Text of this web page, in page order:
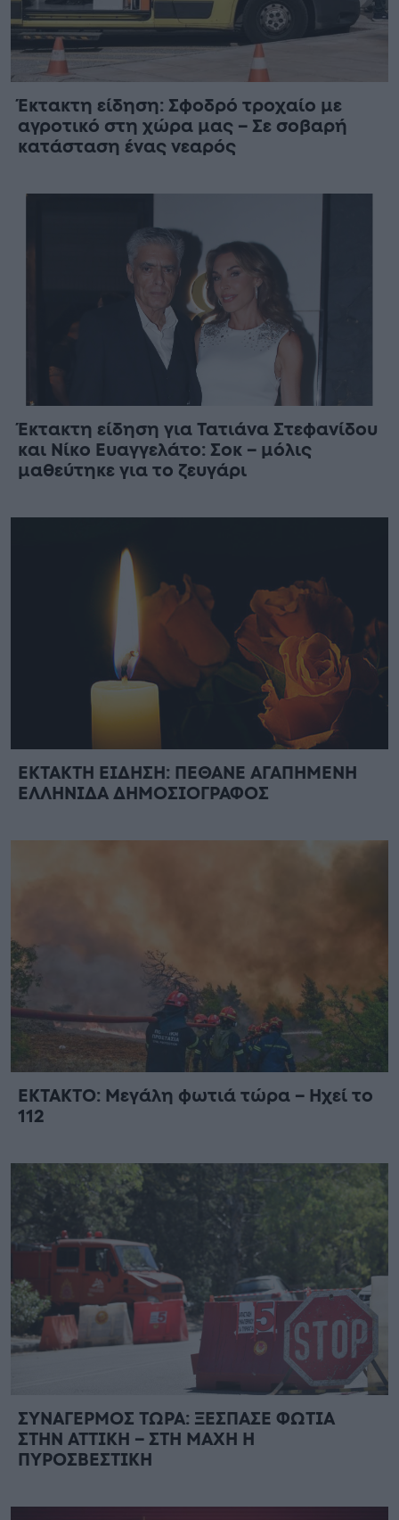
Έκτακτη είδηση: Σφοδρό τροχαίο με
αγροτικό στη χώρα μας – Σε σοβαρή
κατάσταση ένας νεαρός
Έκτακτη είδηση για Τατιάνα Στεφανίδου
και Νίκο Ευαγγελάτο: Σοκ – μόλις
μαθεύτηκε για το ζευγάρι
ΕΚΤΑΚΤΗ ΕΙΔΗΣΗ: ΠΕΘΑΝΕ ΑΓΑΠΗΜΕΝΗ
ΕΛΛΗΝΙΔΑ ΔΗΜΟΣΙΟΓΡΑΦΟΣ
ΕΚΤΑΚΤΟ: Μεγάλη φωτιά τώρα – Ηχεί το
112
ΣΥΝΑΓΕΡΜΟΣ ΤΩΡΑ: ΞΕΣΠΑΣΕ ΦΩΤΙΑ
ΣΤΗΝ ΑΤΤΙΚΗ – ΣΤΗ ΜΑΧΗ Η
ΠΥΡΟΣΒΕΣΤΙΚΗ